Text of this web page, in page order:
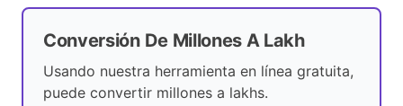
Conversión De Millones A Lakh
Usando nuestra herramienta en línea gratuita,
puede convertir millones a lakhs.